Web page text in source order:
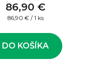
86,90 €
Jednotková
86,90 € / 1 ks
DO KOŠÍKA